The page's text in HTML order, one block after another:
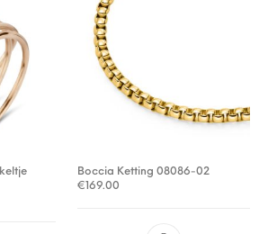
prijs was: €64.95.
Boccia Ketting 08086-02
€ 169.00